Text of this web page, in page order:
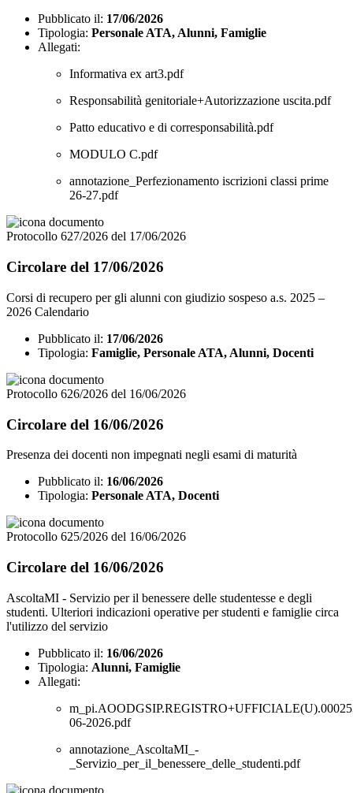
Pubblicato il: 17/06/2026
Tipologia: Personale ATA, Alunni, Famiglie
Allegati:
Informativa ex art3.pdf
Responsabilità genitoriale+Autorizzazione uscita.pdf
Patto educativo e di corresponsabilità.pdf
MODULO C.pdf
annotazione_Perfezionamento iscrizioni classi prime
26-27.pdf
Protocollo 627/2026 del 17/06/2026
Circolare del 17/06/2026
Corsi di recupero per gli alunni con giudizio sospeso a.s. 2025 –
2026 Calendario
Pubblicato il: 17/06/2026
Tipologia: Famiglie, Personale ATA, Alunni, Docenti
Protocollo 626/2026 del 16/06/2026
Circolare del 16/06/2026
Presenza dei docenti non impegnati negli esami di maturità
Pubblicato il: 16/06/2026
Tipologia: Personale ATA, Docenti
Protocollo 625/2026 del 16/06/2026
Circolare del 16/06/2026
AscoltaMI - Servizio per il benessere delle studentesse e degli
studenti. Ulteriori indicazioni operative per studenti e famiglie circa
l'utilizzo del servizio
Pubblicato il: 16/06/2026
Tipologia: Alunni, Famiglie
Allegati:
06-2026.pdf
annotazione_AscoltaMI_-
_Servizio_per_il_benessere_delle_studenti.pdf